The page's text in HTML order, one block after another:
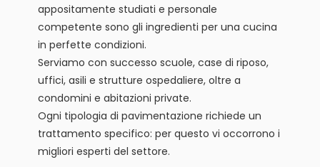
appositamente studiati e personale
competente sono gli ingredienti per una cucina
in perfette condizioni.
Serviamo con successo scuole, case di riposo,
uffici, asili e strutture ospedaliere, oltre a
condomini e abitazioni private.
Ogni tipologia di pavimentazione richiede un
trattamento specifico: per questo vi occorrono i
migliori esperti del settore.